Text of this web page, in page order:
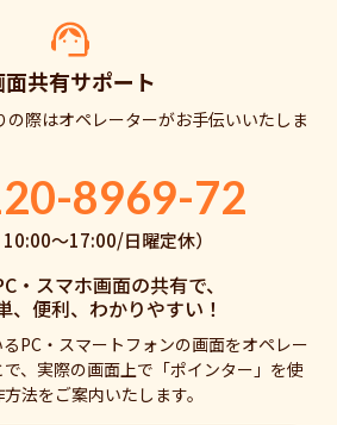
面共有サポート
際はオペレーターがお手伝いいたしま
8969-72
10:00〜17:00/日曜定休）
・スマホ画面の共有で、
、便利、わかりやすい！
PC・スマートフォンの画面をオペレー
、実際の画面上で「ポインター」を使
法をご案内いたします。